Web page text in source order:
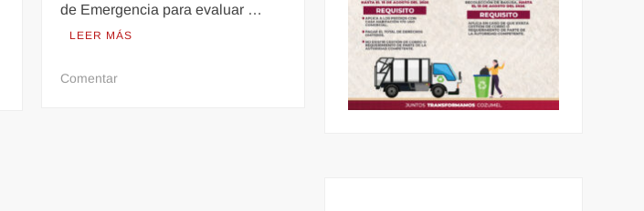
de Emergencia para evaluar …
LEER MÁS
Comentaren